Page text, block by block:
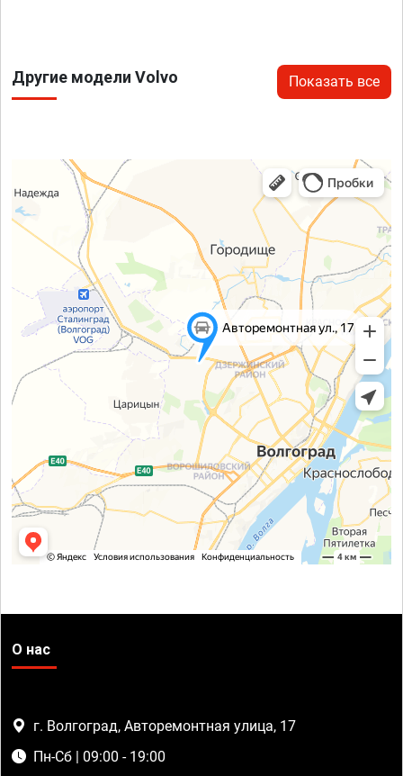
Другие модели Volvo Показать все
О нас
г. Волгоград, Авторемонтная улица, 17
Пн-Сб | 09:00 - 19:00